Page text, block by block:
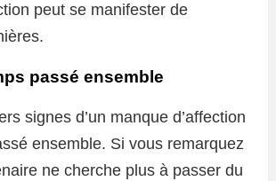
peut se manifester de
passé ensemble
signes d’un manque d’affection
ensemble. Si vous remarquez
ne cherche plus à passer du